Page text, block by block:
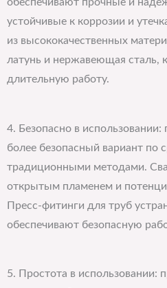
обеспечивают прочные и
устойчивые к коррозии и
из высококачественных
латунь и нержавеющая сталь,
длительную работу.
4. Безопасно в
более безопасный вариант по
традиционными методами.
открытым пламенем и
Пресс-фитинги для труб
обеспечивают безопасную
5. Простота в использовании: